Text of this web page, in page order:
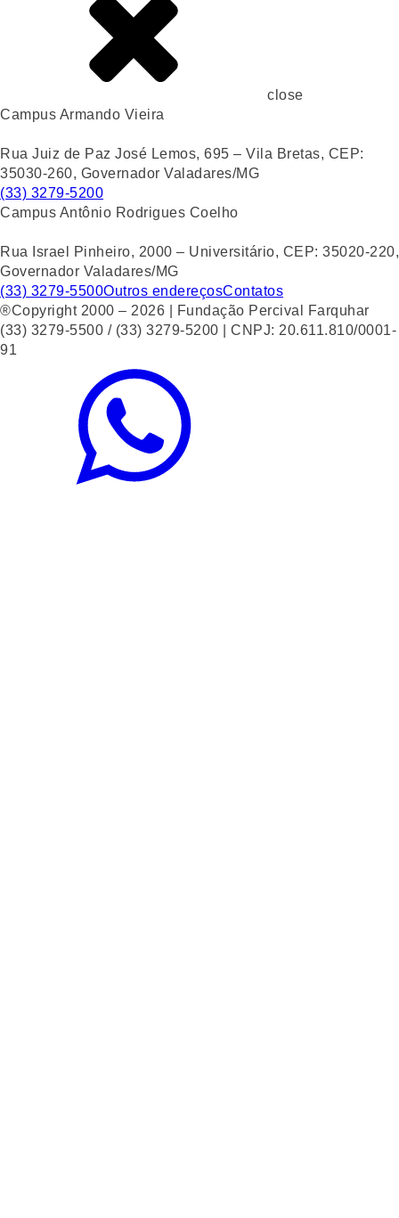
close
Campus Armando Vieira
Rua Juiz de Paz José Lemos, 695 – Vila Bretas, CEP:
35030-260, Governador Valadares/MG
(33) 3279-5200
Campus Antônio Rodrigues Coelho
Rua Israel Pinheiro, 2000 – Universitário, CEP: 35020-220,
Governador Valadares/MG
(33) 3279-5500Outros endereçosContatos
®Copyright 2000 – 2026 | Fundação Percival Farquhar
(33) 3279-5500 / (33) 3279-5200 | CNPJ: 20.611.810/0001-
91